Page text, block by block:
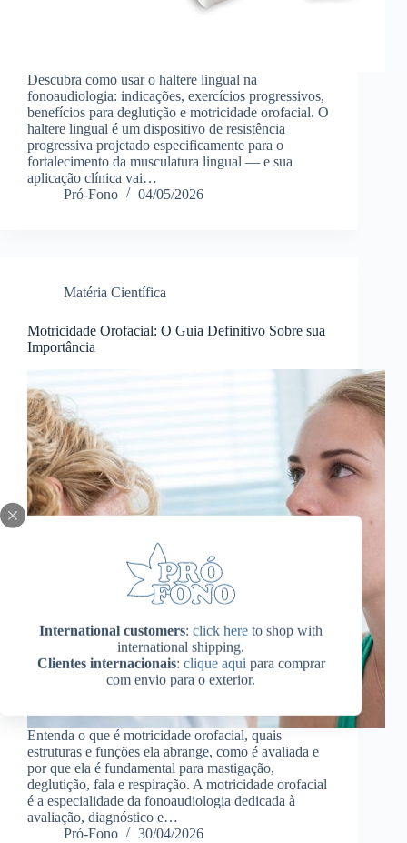
International customers: click here to shop with
international shipping.
Clientes internacionais: clique aqui para comprar
com envio para o exterior.
Descubra como usar o haltere lingual na
fonoaudiologia: indicações, exercícios progressivos,
benefícios para deglutição e motricidade orofacial. O
haltere lingual é um dispositivo de resistência
progressiva projetado especificamente para o
fortalecimento da musculatura lingual — e sua
aplicação clínica vai…
Pró-Fono
04/05/2026
Matéria Científica
Motricidade Orofacial: O Guia Definitivo Sobre sua
Importância
Entenda o que é motricidade orofacial, quais
estruturas e funções ela abrange, como é avaliada e
por que ela é fundamental para mastigação,
deglutição, fala e respiração. A motricidade orofacial
é a especialidade da fonoaudiologia dedicada à
avaliação, diagnóstico e…
Pró-Fono
30/04/2026